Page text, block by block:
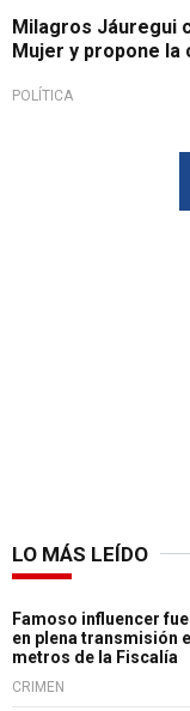
Milagros Jáuregui
Mujer y propone la
POLÍTICA
LO MÁS LEÍDO
Famoso influencer
en plena transmisión
metros de la Fiscalía
CRIMEN